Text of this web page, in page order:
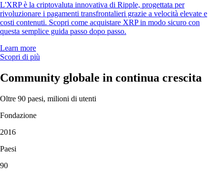
L'XRP è la criptovaluta innovativa di Ripple, progettata per
rivoluzionare i pagamenti transfrontalieri grazie a velocità elevate e
costi contenuti. Scopri come acquistare XRP in modo sicuro con
questa semplice guida passo dopo passo.
Learn more
Scopri di più
Community globale in continua crescita
Oltre 90 paesi, milioni di utenti
Fondazione
2016
Paesi
90